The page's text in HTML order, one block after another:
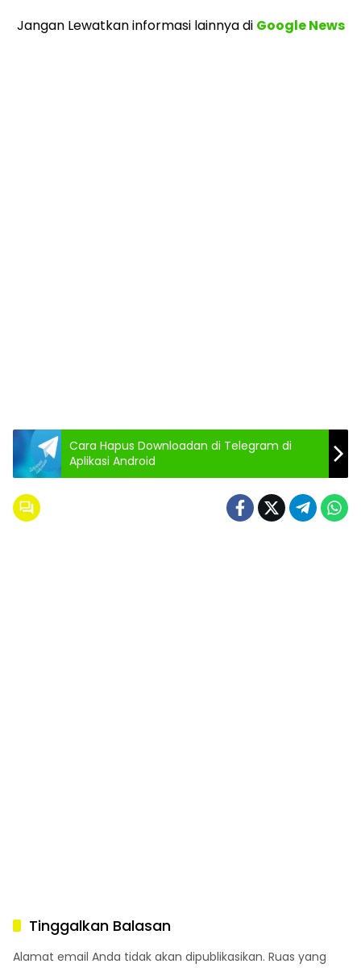
Jangan Lewatkan informasi lainnyadi Google News
Cara Hapus Downloadan di Telegram di
Aplikasi Android
Tinggalkan Balasan
Alamat email Anda tidak akan dipublikasikan. Ruas yang